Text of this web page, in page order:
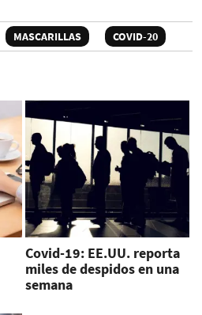
MASCARILLAS COVID-20
Covid-19: EE.UU. reporta
miles de despidos en una
semana